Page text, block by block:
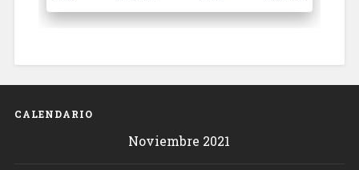
CALENDARIO
Noviembre 2021